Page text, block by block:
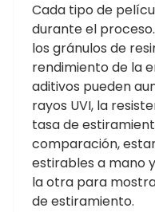
Cada tipo de
durante el
los gránulos de
rendimiento de la
aditivos pueden
rayos UVI, la
tasa de
comparación,
estirables a mano
la otra para
de estiramiento.